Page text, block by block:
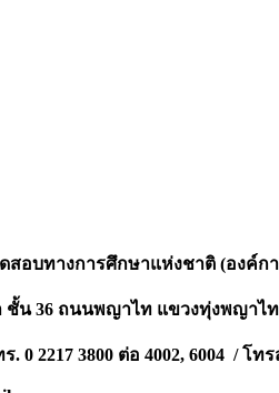
สอบทางการศึกษาแห่งชาติ (องค์ก
น 36 ถนนพญาไท แขวงทุ่งพญาไท
2217 3800 ต่อ 4002, 6004 / โทร